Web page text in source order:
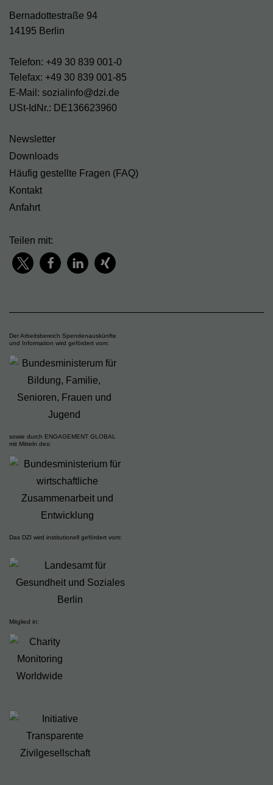
Bernadottestraße 94
14195 Berlin
Telefon: +49 30 839 001-0
Telefax: +49 30 839 001-85
E-Mail: sozialinfo@dzi.de
USt-IdNr.: DE136623960
Newsletter
Downloads
Häufig gestellte Fragen (FAQ)
Kontakt
Anfahrt
Teilen mit:
Der Arbeitsbereich Spendenauskünfte
und Information wird gefördert vom:
sowie durch ENGAGEMENT GLOBAL
mit Mitteln des:
Das DZI wird institutionell gefördert vom:
Mitglied in: